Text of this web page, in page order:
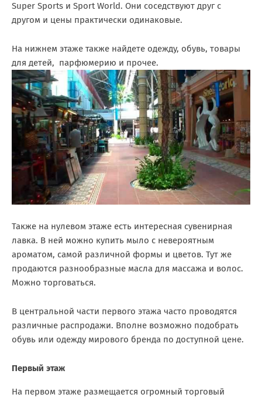
Super Sports и Sport World. Они соседствуют друг с
другом и цены практически одинаковые.
На нижнем этаже также найдете одежду, обувь, товары
для детей, парфюмерию и прочее.
Также на нулевом этаже есть интересная сувенирная
лавка. В ней можно купить мыло с невероятным
ароматом, самой различной формы и цветов. Тут же
продаются разнообразные масла для массажа и волос.
Можно торговаться.
В центральной части первого этажа часто проводятся
различные распродажи. Вполне возможно подобрать
обувь или одежду мирового бренда по доступной цене.
Первый этаж
На первом этаже размещается огромный торговый